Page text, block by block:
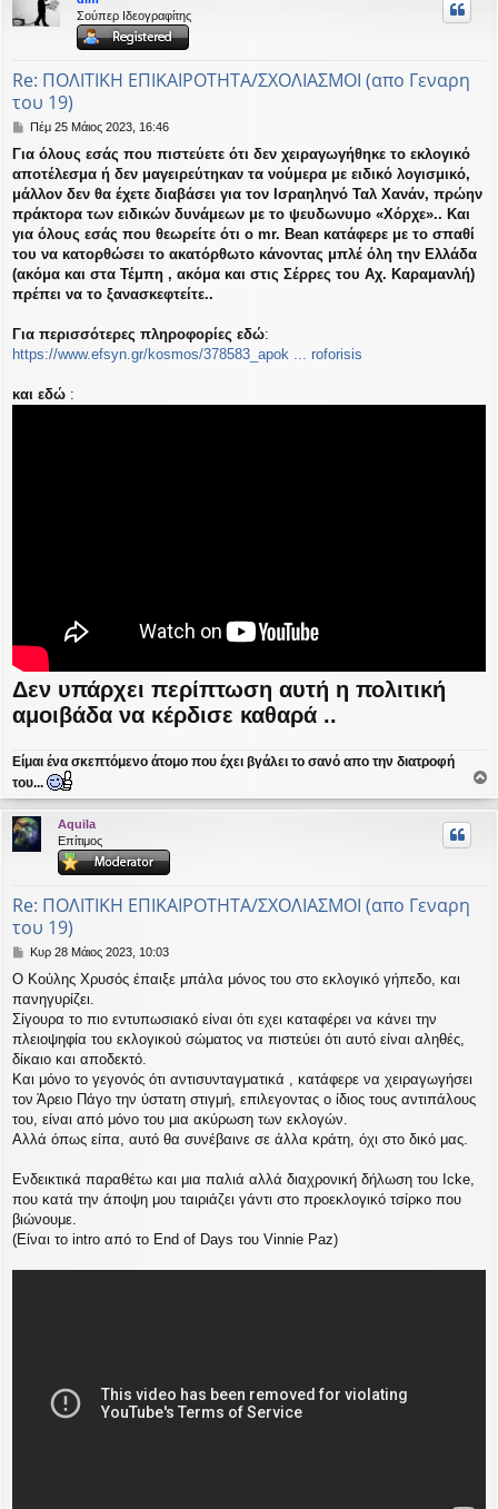
εις
Σούπερ Ιδεογραφίτης
Re: ΠΟΛΙΤΙΚΗ ΕΠΙΚΑΙΡΟΤΗΤΑ/ΣΧΟΛΙΑΣΜΟΙ (απο Γεναρη
του 19)
Δ
μ
ο
σ
ί
ε
υ
σ
η
Πέμ 25 Μάιος 2023, 16:46
Για όλους εσάς που πιστεύετε ότι δεν χειραγωγήθηκε το εκλογικό
αποτέλεσμα ή δεν μαγειρεύτηκαν τα νούμερα με ειδικό λογισμικό,
μάλλον δεν θα έχετε διαβάσει για τον Ισραηληνό Ταλ Χανάν, πρώην
πράκτορα των ειδικών δυνάμεων με το ψευδωνυμο «Χόρχε».. Και
για όλους εσάς που θεωρείτε ότι ο mr. Bean κατάφερε με το σπαθί
του να κατορθώσει το ακατόρθωτο κάνοντας μπλέ όλη την Ελλάδα
(ακόμα και στα Τέμπη , ακόμα και στις Σέρρες του Αχ. Καραμανλή)
πρέπει να το ξανασκεφτείτε..
Για περισσότερες πληροφορίες εδώ:
https://www.efsyn.gr/kosmos/378583_apok ... roforisis
και εδώ :
Δεν υπάρχει περίπτωση αυτή η πολιτική
αμοιβάδα να κέρδισε καθαρά ..
Είμαι ένα σκεπτόμενο άτομο που έχει βγάλει το σανό απο την διατροφή
του...
ο
ρ
Aquila
Επίτιμος
Re: ΠΟΛΙΤΙΚΗ ΕΠΙΚΑΙΡΟΤΗΤΑ/ΣΧΟΛΙΑΣΜΟΙ (απο Γεναρη
του 19)
Δ
μ
ο
σ
ί
υ
σ
η
Κυρ 28 Μάιος 2023, 10:03
Ο Κούλης Χρυσός έπαιξε μπάλα μόνος του στο εκλογικό γήπεδο, και
πανηγυρίζει.
Σίγουρα το πιο εντυπωσιακό είναι ότι εχει καταφέρει να κάνει την
πλειοψηφία του εκλογικού σώματος να πιστεύει ότι αυτό είναι αληθές,
δίκαιο και αποδεκτό.
Και μόνο το γεγονός ότι αντισυνταγματικά , κατάφερε να χειραγωγήσει
τον Άρειο Πάγο την ύστατη στιγμή, επιλεγοντας ο ίδιος τους αντιπάλους
του, είναι από μόνο του μια ακύρωση των εκλογών.
Αλλά όπως είπα, αυτό θα συνέβαινε σε άλλα κράτη, όχι στο δικό μας.
Ενδεικτικά παραθέτω και μια παλιά αλλά διαχρονική δήλωση του Icke,
που κατά την άποψη μου ταιριάζει γάντι στο προεκλογικό τσίρκο που
βιώνουμε.
(Είναι το intro από το End of Days του Vinnie Paz)